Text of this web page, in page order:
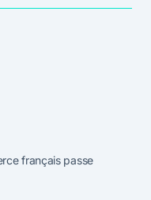
français passe